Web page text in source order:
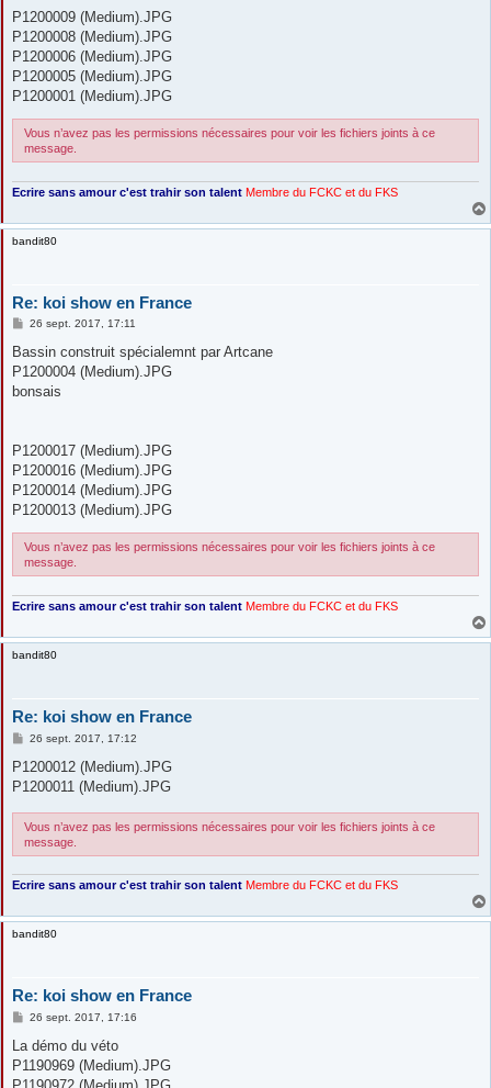
s
a
g
P1200009 (Medium).JPG
P1200008 (Medium).JPG
P1200006 (Medium).JPG
P1200005 (Medium).JPG
P1200001 (Medium).JPG
Vous n’avez pas les permissions nécessaires pour voir les fichiers joints à ce
message.
Ecrire sans amour c'est trahir son talent Membre du FCKC et du FKS
bandit80
Re: koi show en France
M
s
a
g
26 sept. 2017, 17:11
Bassin construit spécialemnt par Artcane
P1200004 (Medium).JPG
bonsais
P1200017 (Medium).JPG
P1200016 (Medium).JPG
P1200014 (Medium).JPG
P1200013 (Medium).JPG
Vous n’avez pas les permissions nécessaires pour voir les fichiers joints à ce
message.
Ecrire sans amour c'est trahir son talent Membre du FCKC et du FKS
bandit80
Re: koi show en France
M
s
a
e
26 sept. 2017, 17:12
P1200012 (Medium).JPG
P1200011 (Medium).JPG
Vous n’avez pas les permissions nécessaires pour voir les fichiers joints à ce
message.
Ecrire sans amour c'est trahir son talent Membre du FCKC et du FKS
bandit80
Re: koi show en France
M
s
a
g
26 sept. 2017, 17:16
La démo du véto
P1190969 (Medium).JPG